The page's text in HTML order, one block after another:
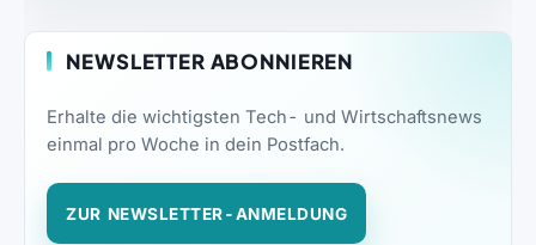
NEWSLETTER ABONNIEREN
Erhalte die wichtigsten Tech- und Wirtschaftsnews
einmal pro Woche in dein Postfach.
ZUR NEWSLETTER-ANMELDUNG